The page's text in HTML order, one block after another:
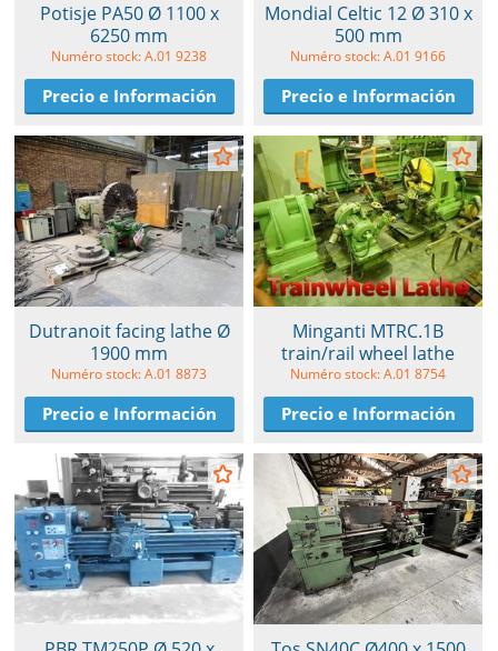
Potisje PA50 Ø 1100 x
6250 mm
Numéro stock: A.01 9238
Precio e Información
Mondial Celtic 12 Ø 310 x
500 mm
Numéro stock: A.01 9166
Precio e Información
Dutranoit facing lathe Ø
1900 mm
Numéro stock: A.01 8873
Precio e Información
Minganti MTRC.1B
train/rail wheel lathe
Numéro stock: A.01 8754
Precio e Información